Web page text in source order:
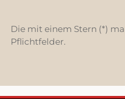
Die mit einem Stern (*)
Pflichtfelder.